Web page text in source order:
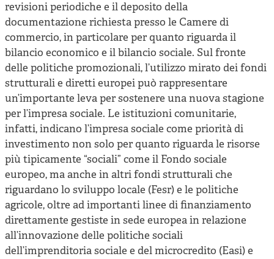
revisioni periodiche e il deposito della
documentazione richiesta presso le Camere di
commercio, in particolare per quanto riguarda il
bilancio economico e il bilancio sociale. Sul fronte
delle politiche promozionali, l’utilizzo mirato dei fondi
strutturali e diretti europei può rappresentare
un’importante leva per sostenere una nuova stagione
per l’impresa sociale. Le istituzioni comunitarie,
infatti, indicano l’impresa sociale come priorità di
investimento non solo per quanto riguarda le risorse
più tipicamente “sociali” come il Fondo sociale
europeo, ma anche in altri fondi strutturali che
riguardano lo sviluppo locale (Fesr) e le politiche
agricole, oltre ad importanti linee di finanziamento
direttamente gestiste in sede europea in relazione
all’innovazione delle politiche sociali
dell’imprenditoria sociale e del microcredito (Easi) e